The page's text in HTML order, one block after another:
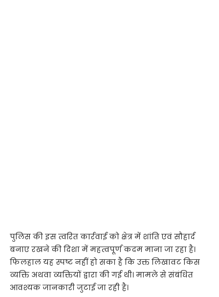
पुलिस की इस त्वरित कार्रवाई को क्षेत्र में शांति एवं सौहार्द
बनाए रखने की दिशा में महत्वपूर्ण कदम माना जा रहा है।
फिलहाल यह स्पष्ट नहीं हो सका है कि उक्त लिखावट किस
व्यक्ति अथवा व्यक्तियों द्वारा की गई थी। मामले से संबंधित
आवश्यक जानकारी जुटाई जा रही है।